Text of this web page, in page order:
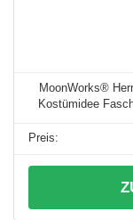
MoonWorks®
Kostümidee